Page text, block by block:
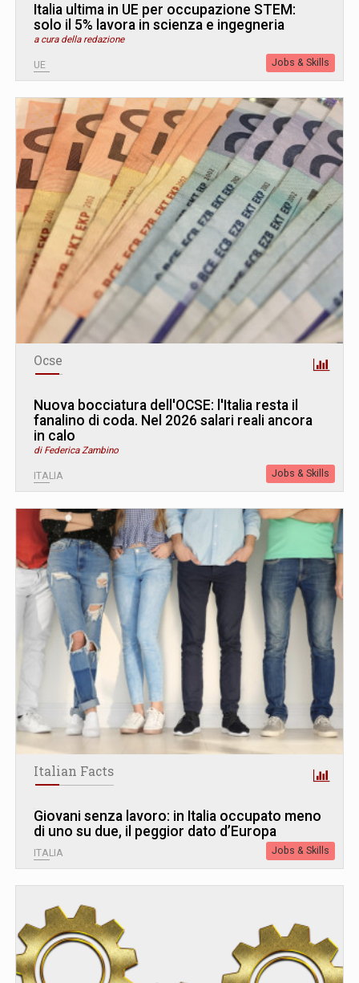
Italia ultima in UE per occupazione STEM:
solo il 5% lavora in scienza e ingegneria
a cura della redazione
UE Jobs & Skills
Ocse
Nuova bocciatura dell'OCSE: l'Italia resta il
fanalino di coda. Nel 2026 salari reali ancora
in calo
di Federica Zambino
ITALIA Jobs & Skills
Italian Facts
Giovani senza lavoro: in Italia occupato meno
di uno su due, il peggior dato d’Europa
ITALIA Jobs & Skills